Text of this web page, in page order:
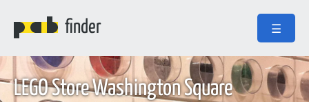
finder ☰
LEGO Store Washington Square